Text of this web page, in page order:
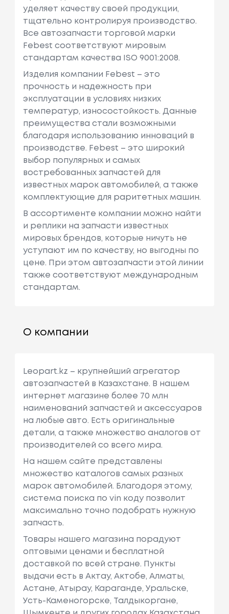
уделяет качеству своей продукции,
тщательно контролируя производство.
Все автозапчасти торговой марки
Febest соответствуют мировым
стандартам качества ISO 9001:2008.
Изделия компании Febest – это
прочность и надежность при
эксплуатации в условиях низких
температур, износостойкость. Данные
преимущества стали возможными
благодаря использованию инноваций в
производстве. Febest – это широкий
выбор популярных и самых
востребованных запчастей для
известных марок автомобилей, а также
комплектующие для раритетных машин.
В ассортименте компании можно найти
и реплики на запчасти известных
мировых брендов, которые ничуть не
уступают им по качеству, но выгодны по
цене. При этом автозапчасти этой линии
также соответствуют международным
стандартам.
О компании
Leopart.kz – крупнейший агрегатор
автозапчастей в Казахстане. В нашем
интернет магазине более 70 млн
наименований запчастей и аксессуаров
на любые авто. Есть оригинальные
детали, а также множество аналогов от
производителей со всего мира.
На нашем сайте представлены
множество каталогов самых разных
марок автомобилей. Благодоря этому,
система поиска по vin коду позволит
максимально точно подобрать нужную
запчасть.
Товары нашего магазина порадуют
оптовыми ценами и бесплатной
доставкой по всей стране. Пункты
выдачи есть в Актау, Актобе, Алматы,
Астане, Атырау, Караганде, Уральске,
Усть-Каменогорске, Талдыкоргане,